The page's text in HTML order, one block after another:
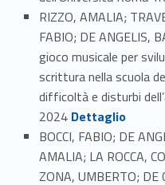
RIZZO, AMALIA;
FABIO; DE ANGELIS,
gioco musicale per
scrittura nella scuola
difficoltà e disturbi
2024 Link identifier #identifier_person_79591-53
Dettaglio
BOCCI, FABIO; DE
AMALIA; LA ROCCA,
ZONA, UMBERTO; DE